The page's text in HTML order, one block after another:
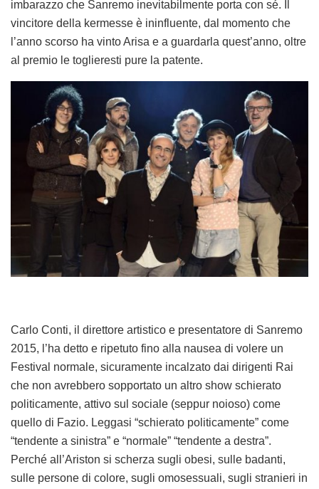
imbarazzo che Sanremo inevitabilmente porta con sé. Il
vincitore della kermesse è ininfluente, dal momento che
l’anno scorso ha vinto Arisa e a guardarla quest’anno, oltre
al premio le toglieresti pure la patente.
Carlo Conti, il direttore artistico e presentatore di Sanremo
2015, l’ha detto e ripetuto fino alla nausea di volere un
Festival normale, sicuramente incalzato dai dirigenti Rai
che non avrebbero sopportato un altro show schierato
politicamente, attivo sul sociale (seppur noioso) come
quello di Fazio. Leggasi “schierato politicamente” come
“tendente a sinistra” e “normale” “tendente a destra”.
Perché all’Ariston si scherza sugli obesi, sulle badanti,
sulle persone di colore, sugli omosessuali, sugli stranieri in